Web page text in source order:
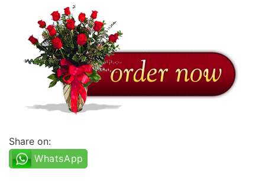
Share on:
WhatsApp